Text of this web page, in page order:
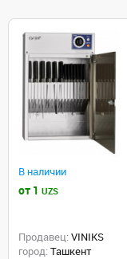
В наличии
от 1 UZS
Продавец: VINIKS
город: Ташкент